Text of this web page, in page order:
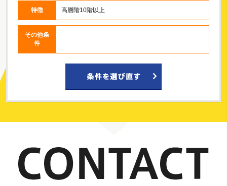
特徴 高層階10階以上
その他条
件